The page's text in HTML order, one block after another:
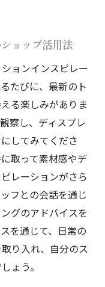
ョップ活用法
ョンインスピレー
たびに、最新のト
る楽しみがありま
察し、ディスプレ
してみてくださ
取って素材感やデ
レーションがさら
フとの会話を通じ
グのアドバイスを
を通じて、日常の
り入れ、自分のス
ょう。